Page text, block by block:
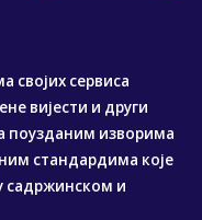
својих сервиса
вијести и други
поузданим изворима
стандардима које
садржинском и